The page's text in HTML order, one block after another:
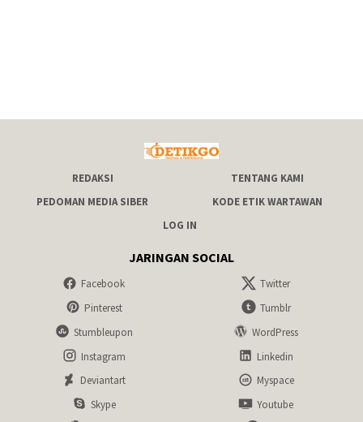
REDAKSI
TENTANG KAMI
PEDOMAN MEDIA SIBER
KODE ETIK WARTAWAN
LOG IN
JARINGAN SOCIAL
Facebook
Twitter
Pinterest
Tumblr
Stumbleupon
WordPress
Instagram
Linkedin
Deviantart
Myspace
Skype
Youtube